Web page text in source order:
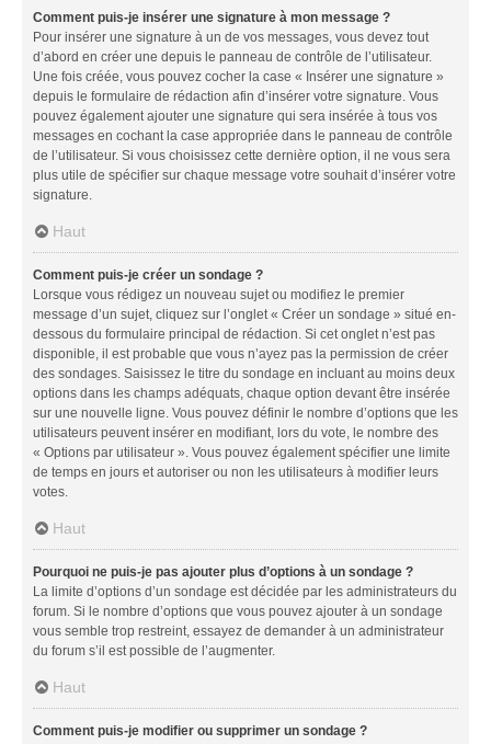
Comment puis-je insérer une signature à mon message ?
Pour insérer une signature à un de vos messages, vous devez tout
d’abord en créer une depuis le panneau de contrôle de l’utilisateur.
Une fois créée, vous pouvez cocher la case « Insérer une signature »
depuis le formulaire de rédaction afin d’insérer votre signature. Vous
pouvez également ajouter une signature qui sera insérée à tous vos
messages en cochant la case appropriée dans le panneau de contrôle
de l’utilisateur. Si vous choisissez cette dernière option, il ne vous sera
plus utile de spécifier sur chaque message votre souhait d’insérer votre
signature.
Haut
Comment puis-je créer un sondage ?
Lorsque vous rédigez un nouveau sujet ou modifiez le premier
message d’un sujet, cliquez sur l’onglet « Créer un sondage » situé en-
dessous du formulaire principal de rédaction. Si cet onglet n’est pas
disponible, il est probable que vous n’ayez pas la permission de créer
des sondages. Saisissez le titre du sondage en incluant au moins deux
options dans les champs adéquats, chaque option devant être insérée
sur une nouvelle ligne. Vous pouvez définir le nombre d’options que les
utilisateurs peuvent insérer en modifiant, lors du vote, le nombre des
« Options par utilisateur ». Vous pouvez également spécifier une limite
de temps en jours et autoriser ou non les utilisateurs à modifier leurs
votes.
Haut
Pourquoi ne puis-je pas ajouter plus d’options à un sondage ?
La limite d’options d’un sondage est décidée par les administrateurs du
forum. Si le nombre d’options que vous pouvez ajouter à un sondage
vous semble trop restreint, essayez de demander à un administrateur
du forum s’il est possible de l’augmenter.
Haut
Comment puis-je modifier ou supprimer un sondage ?